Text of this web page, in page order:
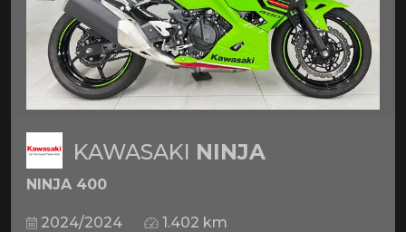
KAWASAKI NINJA
NINJA 400
2024/2024 1.402 km